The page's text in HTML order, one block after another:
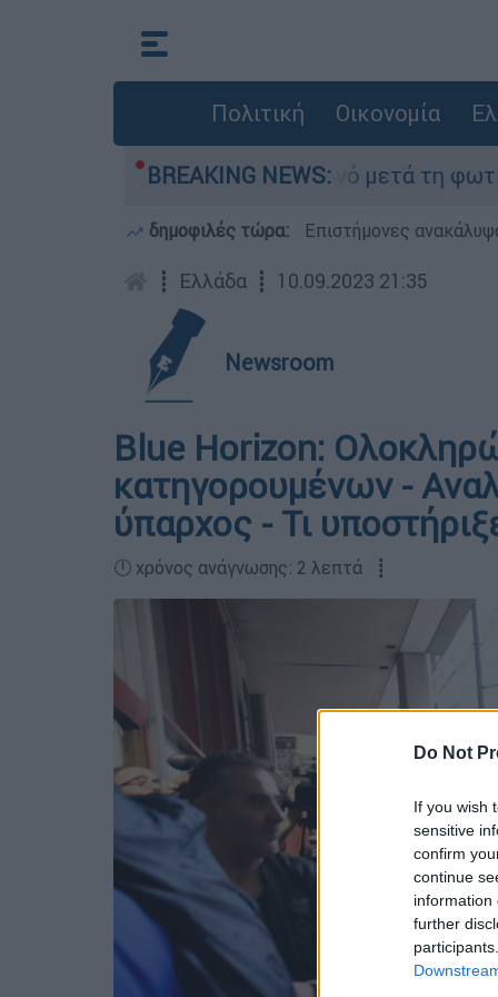
Do Not
If you wish
sensitive
confirm
continue
information
further
Πολιτική Οικονομία
BREAKING NEWS:
στο Πόρτο Γερμανό μετά τη φωτιά -
δημοφιλές τώρα: Επιστήμονες
┋ Ελλάδα ┋ 10.09.2023 21:35
Newsroom
Blue Horizon:
κατηγορουμένων -
ύπαρχος - Τι
🕛 χρόνος ανάγνωσης: 2 λεπτά ┋